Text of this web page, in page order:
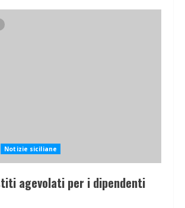
Notizie siciliane
agevolati per i dipendenti